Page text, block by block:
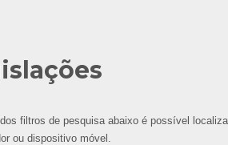
filtros de pesquisa abaixo é possível
ou dispositivo móvel.